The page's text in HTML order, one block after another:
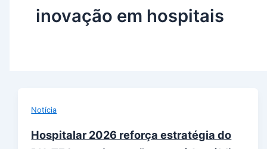
inovação em hospitais
Notícia
Hospitalar 2026 reforça estratégia do